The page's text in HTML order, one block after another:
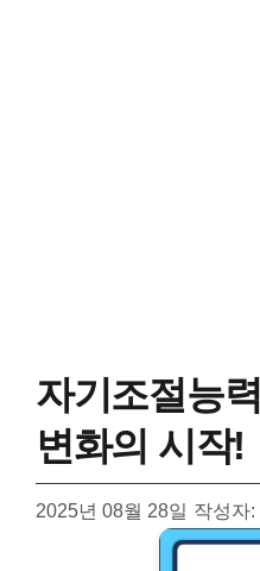
자기조절능
변화의 시작!
2025년 08월 28일 작성자: